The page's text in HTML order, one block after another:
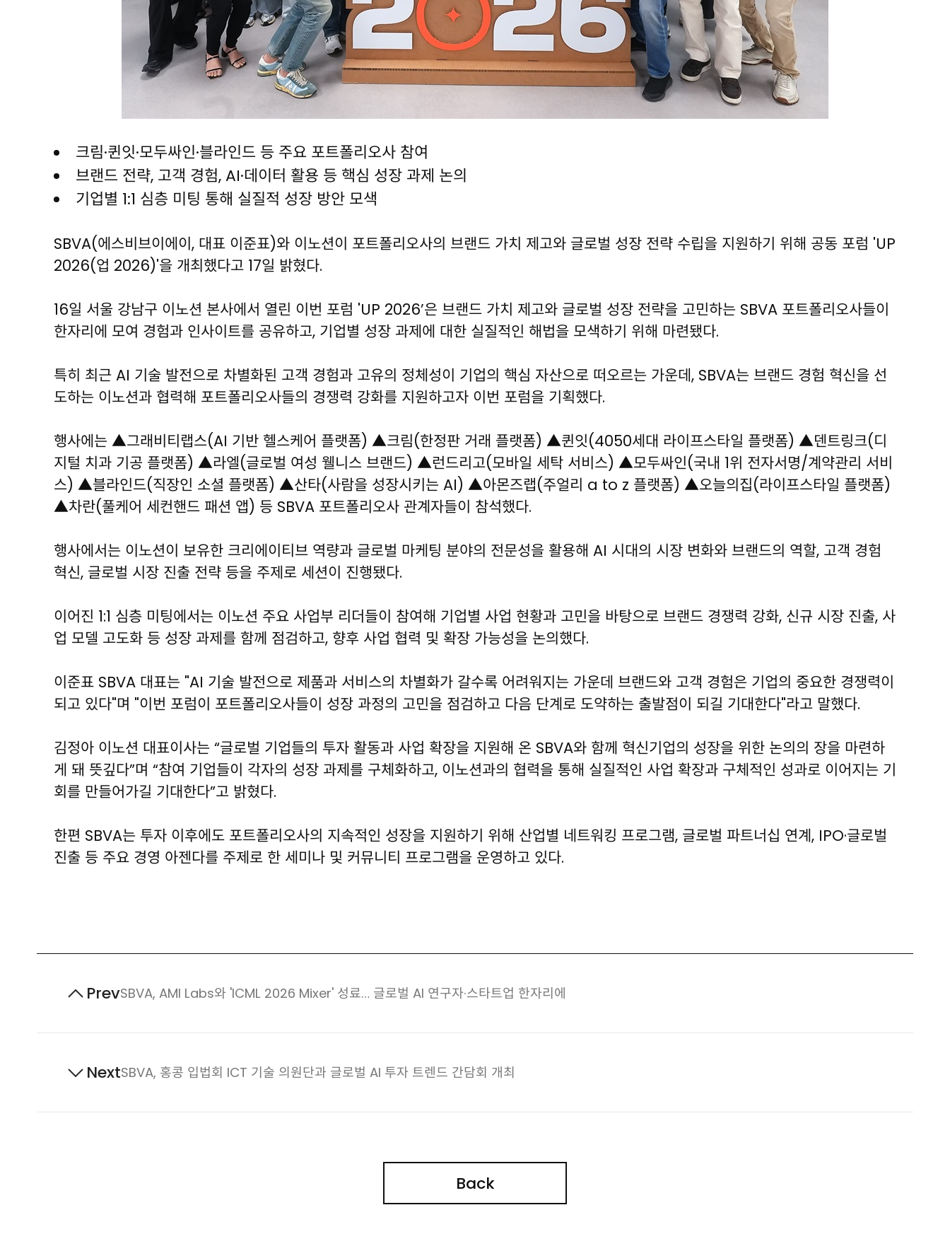
크림·퀸잇·모두싸인·블라인드 등 주요 포트폴리오사 참여
브랜드 전략, 고객 경험, AI·데이터 활용 등 핵심 성장 과제 논의
기업별 1:1 심층 미팅 통해 실질적 성장 방안 모색
SBVA(에스비브이에이, 대표 이준표)와 이노션이 포트폴리오사의 브랜드 가치 제고와 글로벌 성장 전략 수립을 지원하기 위해 공동 포럼 'UP
2026(업 2026)'을 개최했다고 17일 밝혔다.
16일 서울 강남구 이노션 본사에서 열린 이번 포럼 'UP 2026’은 브랜드 가치 제고와 글로벌 성장 전략을 고민하는 SBVA 포트폴리오사들이
한자리에 모여 경험과 인사이트를 공유하고, 기업별 성장 과제에 대한 실질적인 해법을 모색하기 위해 마련됐다.
특히 최근 AI 기술 발전으로 차별화된 고객 경험과 고유의 정체성이 기업의 핵심 자산으로 떠오르는 가운데, SBVA는 브랜드 경험 혁신을 선
도하는 이노션과 협력해 포트폴리오사들의 경쟁력 강화를 지원하고자 이번 포럼을 기획했다.
행사에는 ▲그래비티랩스(AI 기반 헬스케어 플랫폼) ▲크림(한정판 거래 플랫폼) ▲퀸잇(4050세대 라이프스타일 플랫폼) ▲덴트링크(디
지털 치과 기공 플랫폼) ▲라엘(글로벌 여성 웰니스 브랜드) ▲런드리고(모바일 세탁 서비스) ▲모두싸인(국내 1위 전자서명/계약관리 서비
스) ▲블라인드(직장인 소셜 플랫폼) ▲산타(사람을 성장시키는 AI) ▲아몬즈랩(주얼리 a to z 플랫폼) ▲오늘의집(라이프스타일 플랫폼)
▲차란(풀케어 세컨핸드 패션 앱) 등 SBVA 포트폴리오사 관계자들이 참석했다.
행사에서는 이노션이 보유한 크리에이티브 역량과 글로벌 마케팅 분야의 전문성을 활용해 AI 시대의 시장 변화와 브랜드의 역할, 고객 경험
혁신, 글로벌 시장 진출 전략 등을 주제로 세션이 진행됐다.
이어진 1:1 심층 미팅에서는 이노션 주요 사업부 리더들이 참여해 기업별 사업 현황과 고민을 바탕으로 브랜드 경쟁력 강화, 신규 시장 진출, 사
업 모델 고도화 등 성장 과제를 함께 점검하고, 향후 사업 협력 및 확장 가능성을 논의했다.
이준표 SBVA 대표는 "AI 기술 발전으로 제품과 서비스의 차별화가 갈수록 어려워지는 가운데 브랜드와 고객 경험은 기업의 중요한 경쟁력이
되고 있다"며 "이번 포럼이 포트폴리오사들이 성장 과정의 고민을 점검하고 다음 단계로 도약하는 출발점이 되길 기대한다"라고 말했다.
김정아 이노션 대표이사는 “글로벌 기업들의 투자 활동과 사업 확장을 지원해 온 SBVA와 함께 혁신기업의 성장을 위한 논의의 장을 마련하
게 돼 뜻깊다”며 “참여 기업들이 각자의 성장 과제를 구체화하고, 이노션과의 협력을 통해 실질적인 사업 확장과 구체적인 성과로 이어지는 기
회를 만들어가길 기대한다”고 밝혔다.
한편 SBVA는 투자 이후에도 포트폴리오사의 지속적인 성장을 지원하기 위해 산업별 네트워킹 프로그램, 글로벌 파트너십 연계, IPO·글로벌
진출 등 주요 경영 아젠다를 주제로 한 세미나 및 커뮤니티 프로그램을 운영하고 있다.
이
시
PrevSBVA, AMI Labs와 'ICML 2026 Mixer' 성료… 글로벌 AI 연구자·스타트업 한자리에
다 NextSBVA, 홍콩 입법회 ICT 기술 의원단과 글로벌 AI 투자 트렌드 간담회 개최
Back